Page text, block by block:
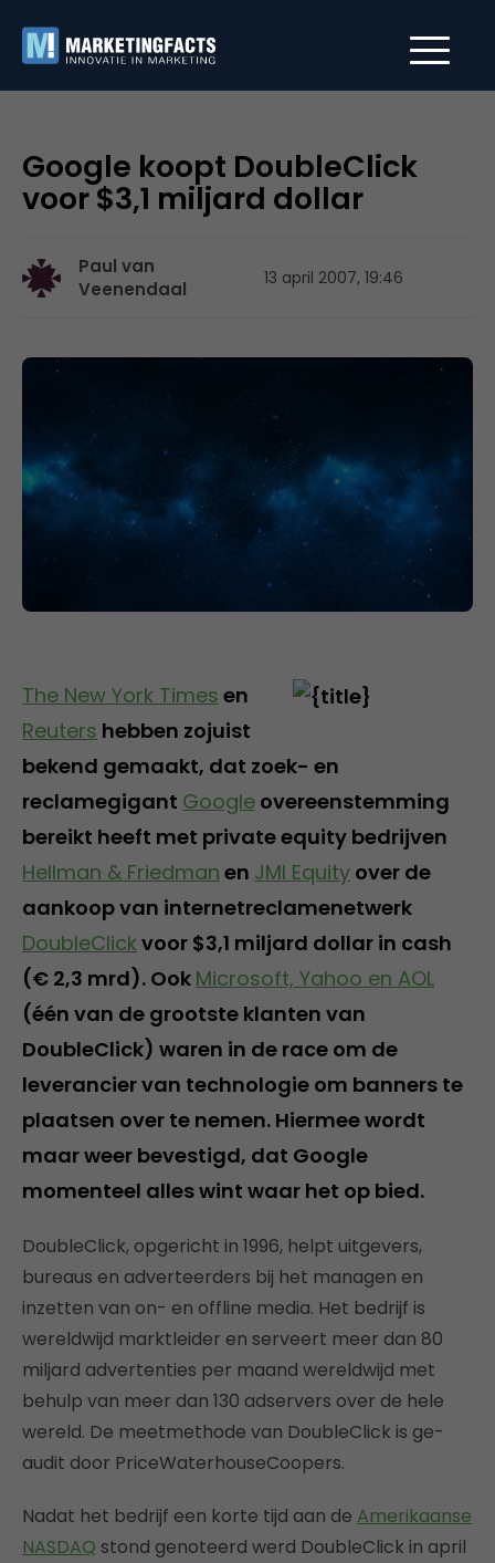
Google koopt DoubleClick
voor $3,1 miljard dollar
Paul van
Veenendaal
13 april 2007, 19:46
The New York Times en
Reuters hebben zojuist
bekend gemaakt, dat zoek- en
reclamegigant Google overeenstemming
bereikt heeft met private equity bedrijven
Hellman & Friedman en JMI Equity over de
aankoop van internetreclamenetwerk
DoubleClick voor $3,1 miljard dollar in cash
(€ 2,3 mrd). Ook Microsoft, Yahoo en AOL
(één van de grootste klanten van
DoubleClick) waren in de race om de
leverancier van technologie om banners te
plaatsen over te nemen. Hiermee wordt
maar weer bevestigd, dat Google
momenteel alles wint waar het op bied.
DoubleClick, opgericht in 1996, helpt uitgevers,
bureaus en adverteerders bij het managen en
inzetten van on- en offline media. Het bedrijf is
wereldwijd marktleider en serveert meer dan 80
miljard advertenties per maand wereldwijd met
behulp van meer dan 130 adservers over de hele
wereld. De meetmethode van DoubleClick is ge-
audit door PriceWaterhouseCoopers.
Nadat het bedrijf een korte tijd aan de Amerikaanse
NASDAQ stond genoteerd werd DoubleClick in april